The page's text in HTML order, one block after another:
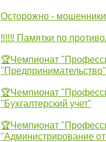
Осторожно -
‼‼‼ Памятки по
🏆Чемпионат
"Предпринимательство"
🏆Чемпионат
"Бухгалтерский учет"
🏆Чемпионат
"Администрирование